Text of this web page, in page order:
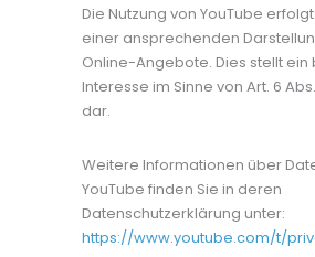
Die Nutzung von YouTube
einer ansprechenden
Online-Angebote. Dies stellt
Interesse im Sinne von Art. 6 Abs.
dar.
Weitere Informationen über
YouTube finden Sie in deren
Datenschutzerklärung unter:
https://www.youtube.com/t/